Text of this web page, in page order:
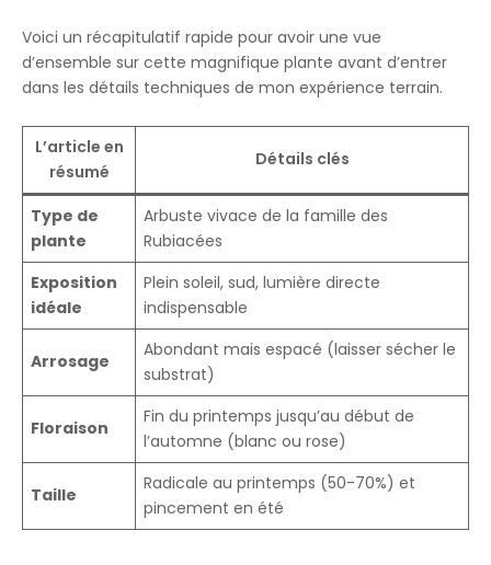
Voici un récapitulatif rapide pour avoir une vue
d’ensemble sur cette magnifique plante avant d’entrer
dans les détails techniques de mon expérience terrain.
L’article en
résumé
Détails clés
Type de
plante
Arbuste vivace de la famille des
Rubiacées
Exposition
idéale
Plein soleil, sud, lumière directe
indispensable
Arrosage
Abondant mais espacé (laisser sécher le
substrat)
Floraison
Fin du printemps jusqu’au début de
l’automne (blanc ou rose)
Taille
Radicale au printemps (50-70%) et
pincement en été